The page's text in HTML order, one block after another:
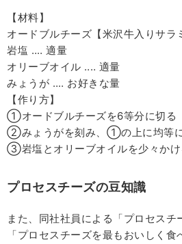
【材料】
オードブルチーズ【米沢牛入りサラ
岩塩 ‥‥ 適量
オリーブオイル ‥‥ 適量
みょうが ‥‥ お好きな量
【作り方】
①オードブルチーズを6等分に切る
②みょうがを刻み、①の上に均等
③岩塩とオリーブオイルを少々かけ
プロセスチーズの豆知識
また、同社社員による「プロセスチ
「プロセスチーズを最もおいしく